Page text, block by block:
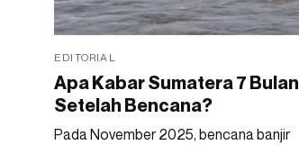
EDITORIAL
Apa Kabar Sumatera 7 Bulan
Setelah Bencana?
Pada November 2025, bencana banjir